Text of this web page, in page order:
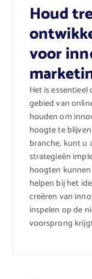
Houd
voor
Het is
gebied van
houden om
hoogte te
branche, kunt u
strategieën
hoogten
helpen bij het
creëren van
inspelen op de
voorsprong